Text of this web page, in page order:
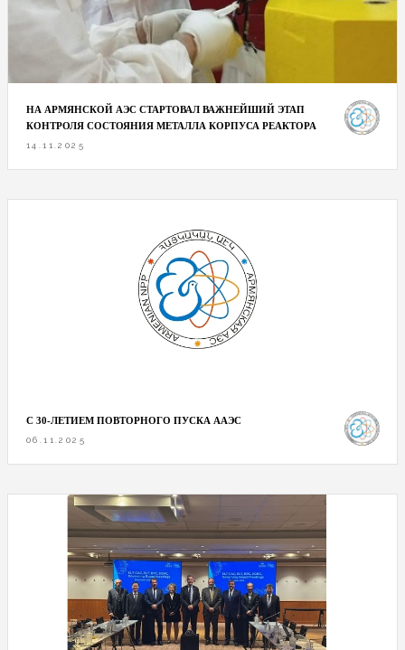
НА АРМЯНСКОЙ АЭС СТАРТОВАЛ ВАЖНЕЙШИЙ ЭТАП
КОНТРОЛЯ СОСТОЯНИЯ МЕТАЛЛА КОРПУСА РЕАКТОРА
14.11.2025
С 30-ЛЕТИЕМ ПОВТОРНОГО ПУСКА ААЭС
06.11.2025